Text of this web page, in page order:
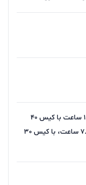
450 میلی آمپر ساعت / ایرپاد، 10 ساعت با کیس 40
ساعت (ANC خاموش) , ایرپاد 7.5 ساعت، با کیس 30